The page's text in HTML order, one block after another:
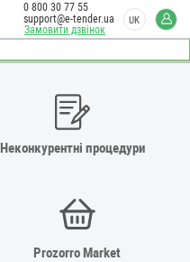
Замовити дзвінок
0 800 30 77 55
support@e-tender.ua
UK
Неконкурентні процедури
Prozorro Market